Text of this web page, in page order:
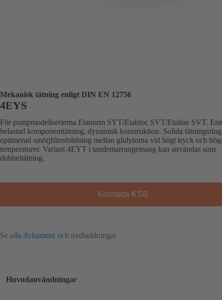
Mekanisk tätning enligt DIN EN 12756
4EYS
För pumpmodellserierna Etanorm SYT/Etabloc SVT/Etaline SVT.
belastad komponenttätning, dynamisk konstruktion. Solida
optimerad smörjfilmsbildning mellan glidytorna vid högt tryck och
temperaturer. Variant 4EYT i tandemarrangemang kan användas som
dubbeltätning.
Kontakta KSB
Se alla dokument och nedladdningar
Huvudanvändningar